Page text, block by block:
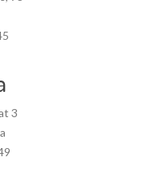
3